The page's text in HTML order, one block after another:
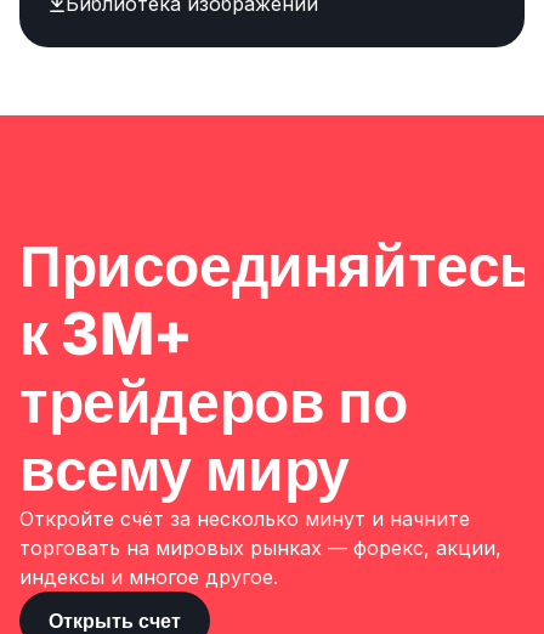
Присоединяйтесь
к 3M+
трейдеров по
всему миру
Откройте счёт за несколько минут и начните
торговать на мировых рынках — форекс, акции,
индексы и многое другое.
Открыть счет